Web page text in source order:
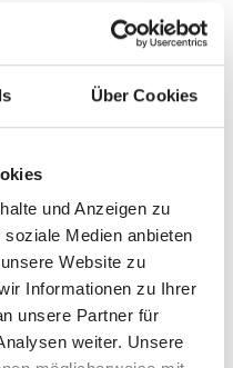
Über Cookies
und Anzeigen zu
Medien anbieten
Website zu
Informationen zu Ihrer
unsere Partner für
weiter. Unsere